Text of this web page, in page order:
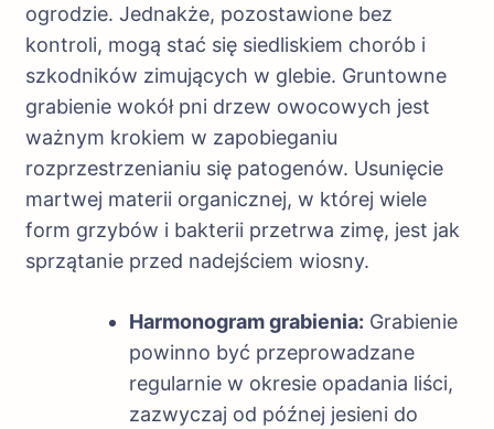
ogrodzie. Jednakże, pozostawione bez
kontroli, mogą stać się siedliskiem chorób i
szkodników zimujących w glebie. Gruntowne
grabienie wokół pni drzew owocowych jest
ważnym krokiem w zapobieganiu
rozprzestrzenianiu się patogenów. Usunięcie
martwej materii organicznej, w której wiele
form grzybów i bakterii przetrwa zimę, jest jak
sprzątanie przed nadejściem wiosny.
Harmonogram grabienia: Grabienie
powinno być przeprowadzane
regularnie w okresie opadania liści,
zazwyczaj od późnej jesieni do